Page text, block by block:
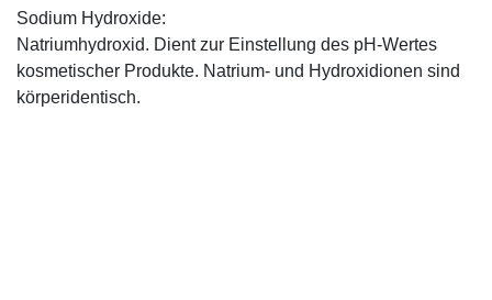
Sodium Hydroxide:
Natriumhydroxid. Dient zur Einstellung des pH-Wertes
kosmetischer Produkte. Natrium- und Hydroxidionen sind
körperidentisch.